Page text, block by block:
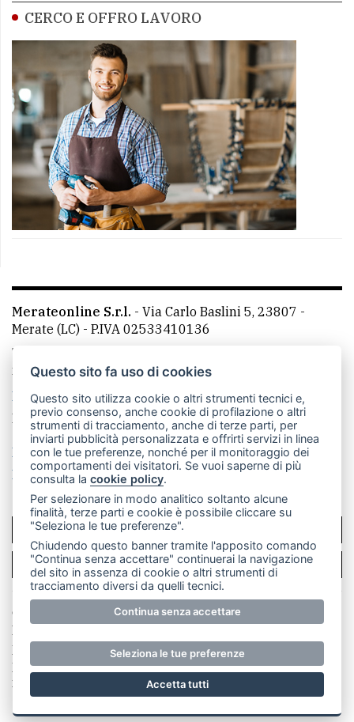
CERCO E OFFRO LAVORO
Merateonline S.r.l. - Via Carlo Baslini 5, 23807 -
Merate (LC) - P.IVA 02533410136
Telefono:
mail: redazione@merateonline.it
La redazione
CasateOnline LeccoOnline
RSS
Made by VIP
Privacy policy
Cookie policy
Rivedi le tue scelte sui cookie
SCRIVICI
PER LA TUA PUBBLICITÀ
© Copyright Merateonline S.r.l. - Tutti i diritti riservati.
E' proibita la riproduzione e pubblicazione anche
parziale di testi, articoli e immagini senza la
preventiva autorizzazione scritta dell'editore. RI Lecco
numero Rea LC 291.277 - Capitale sociale 10.329,14 €
Questo sito fa uso di cookies
Questo sito utilizza cookie o altri strumenti tecnici e,
previo consenso, anche cookie di profilazione o altri
strumenti di tracciamento, anche di terze parti, per
inviarti pubblicità personalizzata e offrirti servizi in linea
con le tue preferenze, nonché per il monitoraggio dei
comportamenti dei visitatori. Se vuoi saperne di più
consulta lacookie policy.
Per selezionare in modo analitico soltanto alcune
finalità, terze parti e cookie è possibile cliccare su
"Seleziona le tue preferenze".
Chiudendo questo banner tramite l'apposito comando
"Continua senza accettare" continuerai la navigazione
del sito in assenza di cookie o altri strumenti di
tracciamento diversi da quelli tecnici.
Continua senza accettare
Seleziona le tue preferenze
Accetta tutti